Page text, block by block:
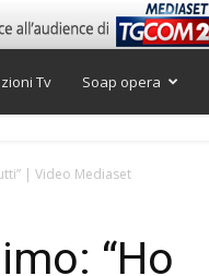
Tv Soap opera
| Video Mediaset
“Ho